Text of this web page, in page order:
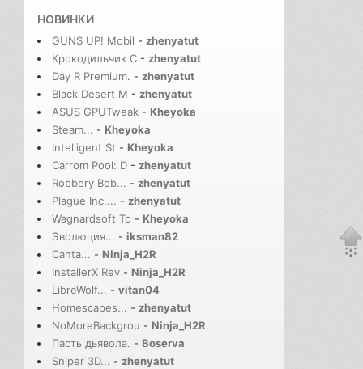
НОВИНКИ
GUNS UP! Mobil - zhenyatut
Крокодильчик С - zhenyatut
Day R Premium. - zhenyatut
Black Desert M - zhenyatut
ASUS GPUTweak - Kheyoka
Steam... - Kheyoka
Intelligent St - Kheyoka
Carrom Pool: D - zhenyatut
Robbery Bob... - zhenyatut
Plague Inc.... - zhenyatut
Wagnardsoft To - Kheyoka
Эволюция... - iksman82
Canta... - Ninja_H2R
InstallerX Rev - Ninja_H2R
LibreWolf... - vitan04
Homescapes... - zhenyatut
NoMoreBackgrou - Ninja_H2R
Пасть дьявола. - Boserva
Sniper 3D... - zhenyatut